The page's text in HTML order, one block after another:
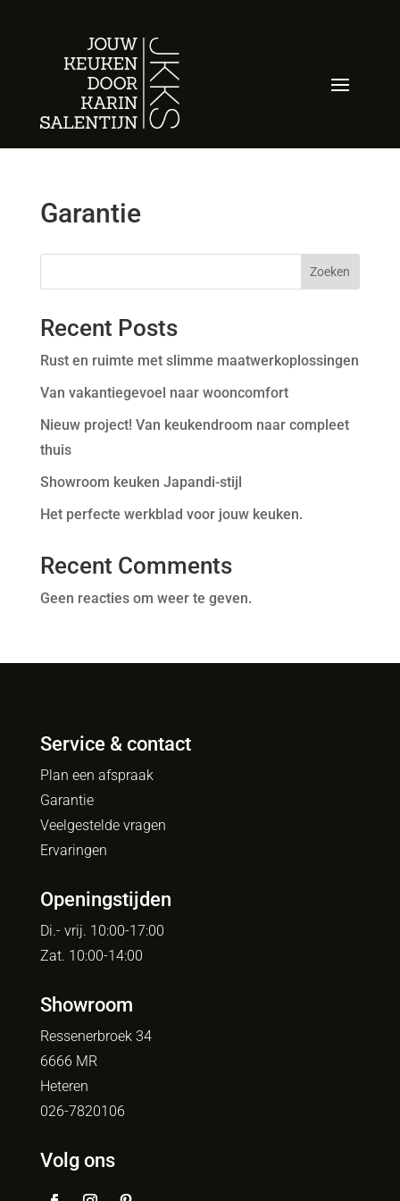
Garantie
Zoeken
Recent Posts
Rust en ruimte met slimme maatwerkoplossingen
Van vakantiegevoel naar wooncomfort
Nieuw project! Van keukendroom naar compleet
thuis
Showroom keuken Japandi-stijl
Het perfecte werkblad voor jouw keuken.
Recent Comments
Geen reacties om weer te geven.
Service & contact
Plan een afspraak
Garantie
Veelgestelde vragen
Ervaringen
Openingstijden
Di.- vrij. 10:00-17:00
Zat. 10:00-14:00
Showroom
Ressenerbroek 34
6666 MR
Heteren
026-7820106
Volg ons